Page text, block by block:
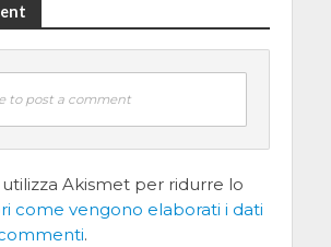
to post a comment
Akismet per ridurre lo
come vengono elaborati i dati
.